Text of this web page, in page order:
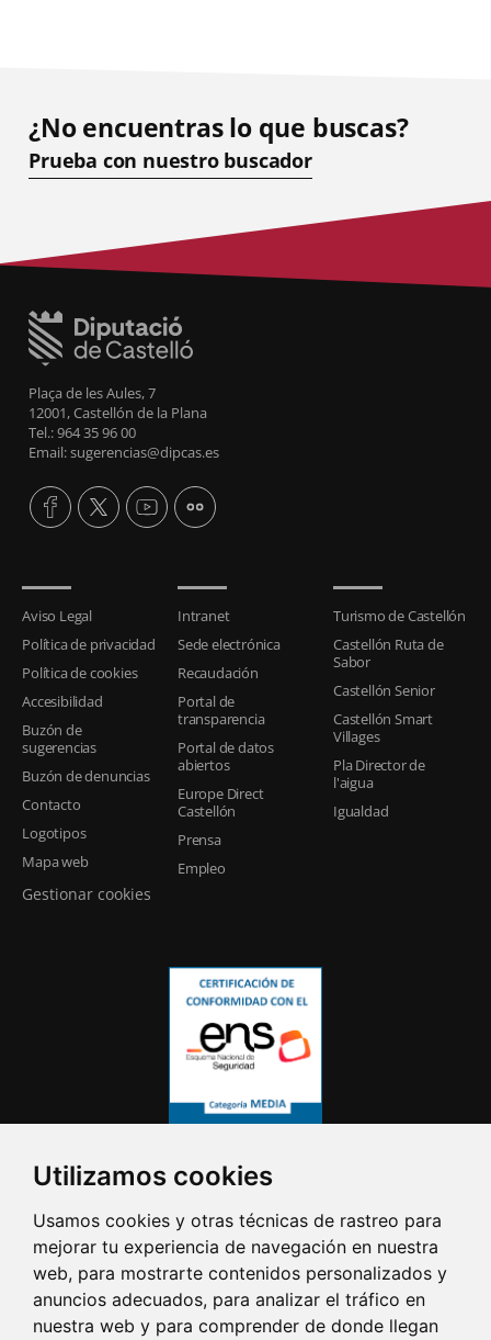
Utilizamos cookies
Usamos cookies y otras técnicas de rastreo para
mejorar tu experiencia de navegación en nuestra
web, para mostrarte contenidos personalizados y
anuncios adecuados, para analizar el tráfico en
nuestra web y para comprender de donde llegan
¿No encuentras lo que buscas?
Prueba con nuestro buscador
Plaça de les Aules, 7
12001, Castellón de la Plana
Tel.: 964 35 96 00
Email: sugerencias@dipcas.es
Aviso Legal
Política de privacidad
Política de cookies
Accesibilidad
Buzón de
sugerencias
Buzón de denuncias
Contacto
Logotipos
Mapa web
Gestionar cookies
Intranet
Sede electrónica
Recaudación
Portal de
transparencia
Portal de datos
abiertos
Europe Direct
Castellón
Prensa
Empleo
Turismo de Castellón
Castellón Ruta de
Sabor
Castellón Senior
Castellón Smart
Villages
Pla Director de
l'aigua
Igualdad